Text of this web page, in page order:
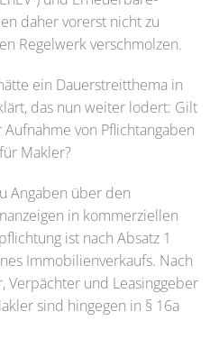
daher vorerst nicht zu
Regelwerk verschmolzen.
ein Dauerstreitthema in
das nun weiter lodert: Gilt
Aufnahme von Pflichtangaben
Makler?
Angaben über den
in kommerziellen
ist nach Absatz 1
Immobilienverkaufs. Nach
Verpächter und Leasinggeber
sind hingegen in § 16a